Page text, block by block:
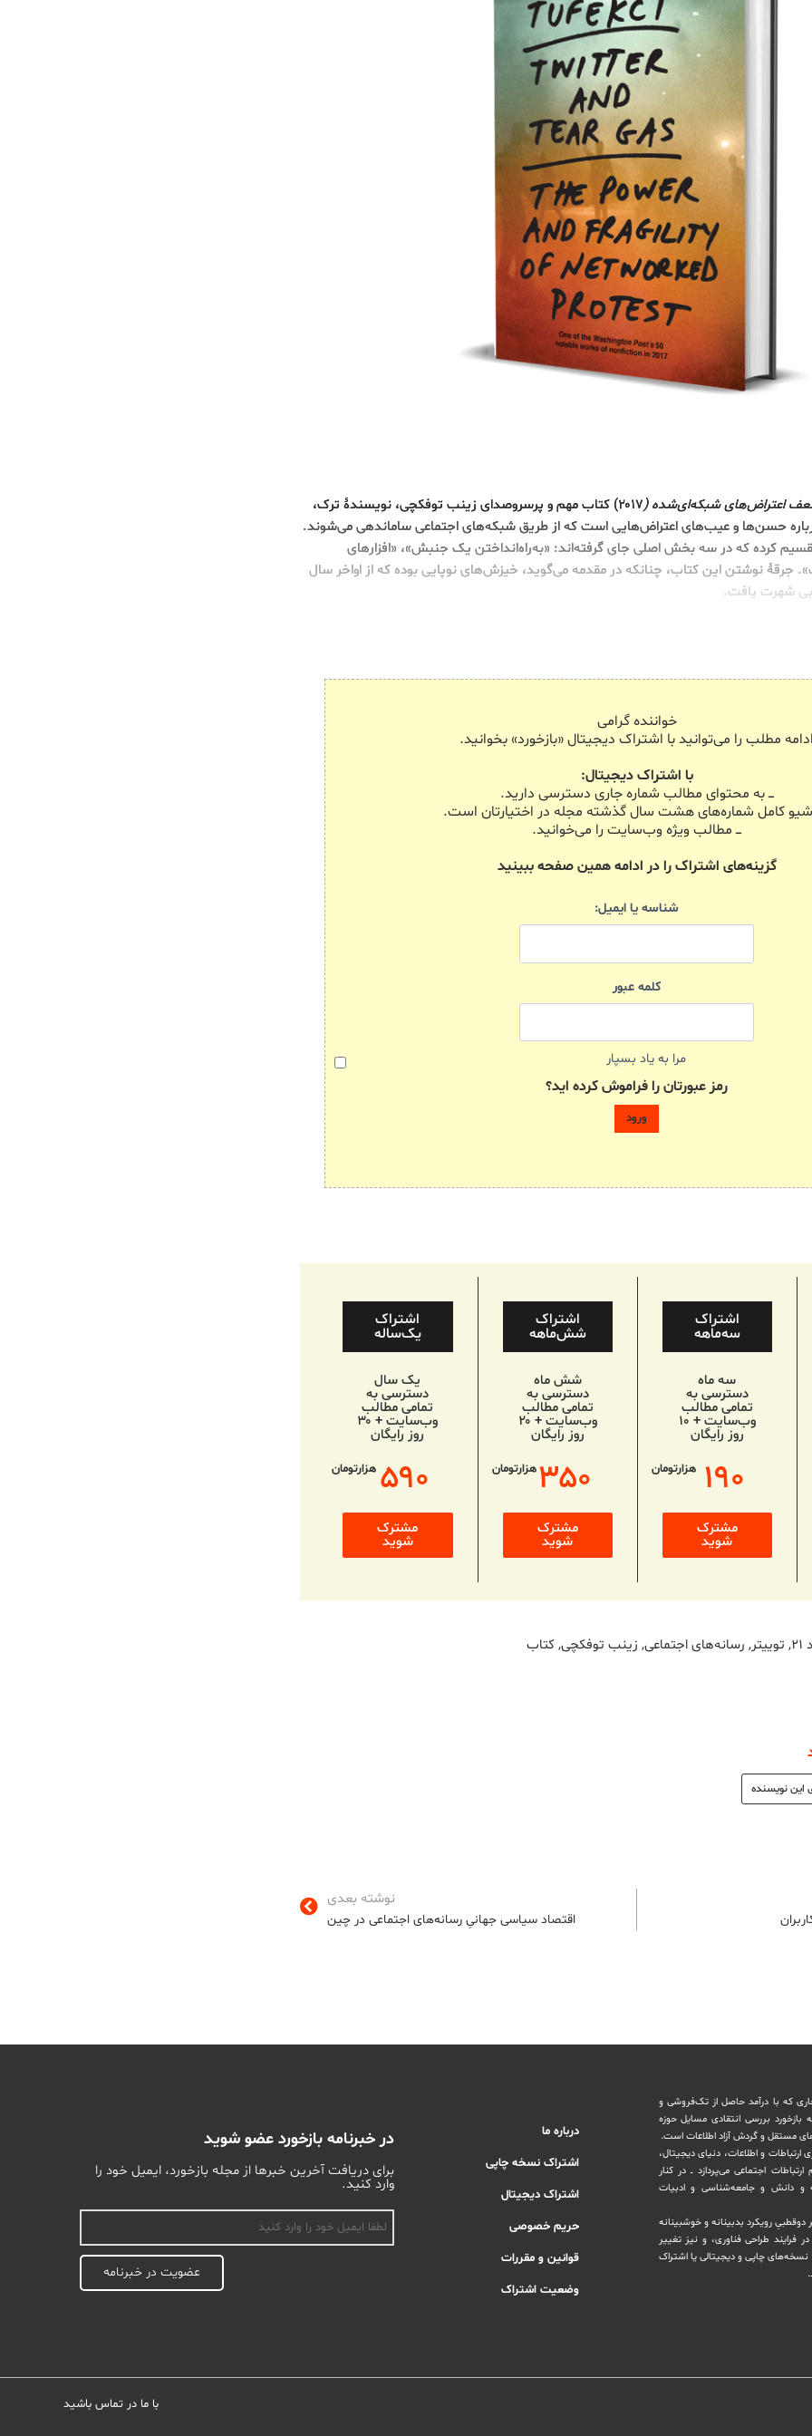
اعتراض‌های شبکه‌ای‌شده (
۲۰۱۷) کتاب مهم و پرسروصدای زینب توفکچی، نویسندۀ ترک،
حسن‌ها و عیب‌های اعتراض‌هایی است که از طریق شبکه‌های اجتماعی ساماندهی می‌شوند.
را به ۹ فصل تقسیم کرده که در سه بخش اصلی جای گرفته‌اند: «به‌راه‌انداختن یک جنبش»، «افزارهای
جرقۀ نوشتن این کتاب، چنانکه در مقدمه می‌گوید، خیزش‌های نوپایی بوده که از اواخر سال
خواننده گرامی
مطلب را می‌توانید با اشتراک دیجیتال «بازخورد» بخوانید.
با اشتراک دیجیتال:
ـــ به محتوای مطالب شماره جاری دسترسی دارید.
آرشیو کامل شماره‌های هشت سال گذشته مجله در اختیارتان است.
ـــ مطالب ویژه وب‌سایت را می‌خوانید.
گزینه‌های اشتراک را در ادامه همین صفحه ببینید
شناسه یا ایمیل:
کلمه عبور
مرا به یاد بسپار
رمز عبورتان را فراموش کرده اید؟
اشتراک
سه‌ماهه
سه ماه
دسترسی به
تمامی مطالب
وب‌سایت + ۱۰
روز رایگان
۱۹۰ هزارتومان
مشترک
شوید
اشتراک
شش‌ماهه
شش ماه
دسترسی به
تمامی مطالب
وب‌سایت + ۲۰
روز رایگان
۳۵۰هزارتومان
مشترک
شوید
اشتراک
یک‌ساله
یک سال
دسترسی به
تمامی مطالب
وب‌سایت + ۳۰
روز رایگان
۵۹۰ هزارتومان
مشترک
شوید
, توییتر, رسانه‌های اجتماعی, زینب توفکچی,کتاب
این نویسنده
نوشته بعدی
اقتصاد سیاسی جهانیِ رسانه‌های اجتماعی در چین
که با درآمد حاصل از تک‌فروشی و
بررسی انتقادی مسایل حوزه
مستقل و‌ گردش ‏آزاد اطلاعات است.
ارتباطات و اطلاعات، دنیای دیجیتال،
اجتماعی می‌پردازد ــ در کنار
و دانش و ‏جامعه‌شناسی و ادبیات
دوقطبیِ رویکرد بدبینانه و خوشبینانه
طراحی فناوری، و نیز تغییر
چاپی و دیجیتالی یا ‏اشتراک
درباره ما
اشتراک نسخه چاپی
اشتراک دیجیتال
حریم خصوصی
قوانین و مقررات
وضعیت اشتراک
در خبرنامه بازخورد عضو شوید
برای دریافت آخرین خبرها از مجله بازخورد، ایمیل خود را
وارد کنید.
عضویت در خبرنامه
با ما در تماس باشید